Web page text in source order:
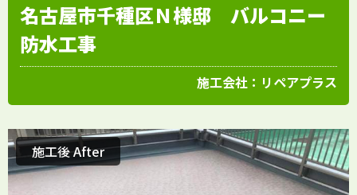
名古屋市千種区Ｎ様邸 バルコニー
防水工事
施工会社： リペアプラス
施工後 After